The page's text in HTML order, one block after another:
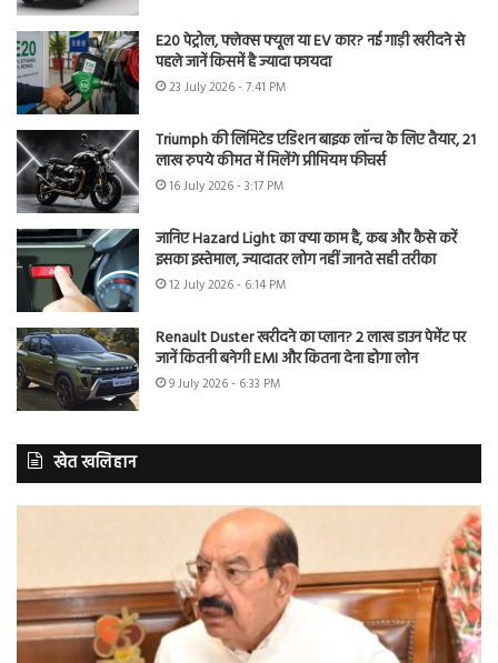
E20 पेट्रोल, फ्लेक्स फ्यूल या EV कार? नई गाड़ी खरीदने से
पहले जानें किसमें है ज्यादा फायदा
23 July 2026 - 7:41 PM
Triumph की लिमिटेड एडिशन बाइक लॉन्च के लिए तैयार, 21
लाख रुपये कीमत में मिलेंगे प्रीमियम फीचर्स
16 July 2026 - 3:17 PM
जानिए Hazard Light का क्या काम है, कब और कैसे करें
इसका इस्तेमाल, ज्यादातर लोग नहीं जानते सही तरीका
12 July 2026 - 6:14 PM
Renault Duster खरीदने का प्लान? 2 लाख डाउन पेमेंट पर
जानें कितनी बनेगी EMI और कितना देना होगा लोन
9 July 2026 - 6:33 PM
खेत खलिहान